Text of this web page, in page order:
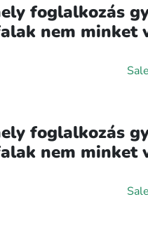
foglalkozás
nem minket
foglalkozás
nem minket